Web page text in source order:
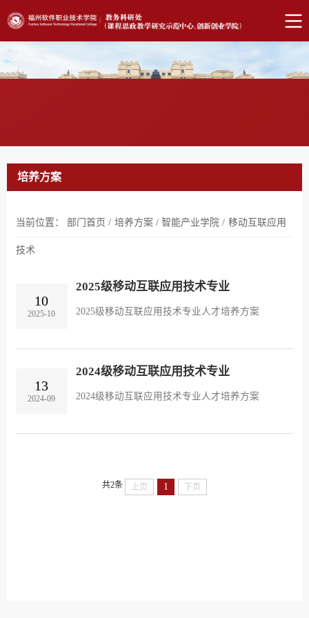
培养方案
当前位置： 部门首页 / 培养方案 / 智能产业学院 / 移动互联应用
技术
10
2025-10
2025级移动互联应用技术专业
2025级移动互联应用技术专业人才培养方案
13
2024-09
2024级移动互联应用技术专业
2024级移动互联应用技术专业人才培养方案
共2条 上页 1 下页